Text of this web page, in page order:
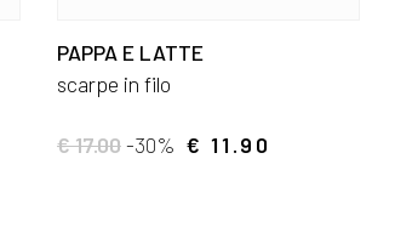
PAPPA E LATTE
scarpe in filo
€ 17.00-30% € 11.90